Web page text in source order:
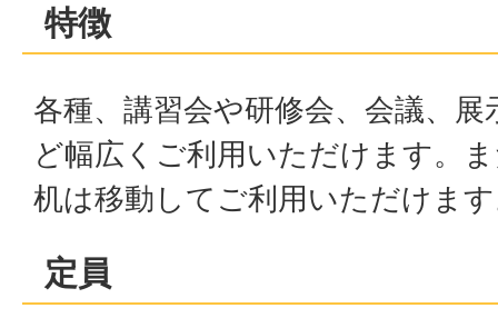
特徴
各種、講習会や研修会、会議、展
ど幅広くご利用いただけます。
机は移動してご利用いただけま
定員